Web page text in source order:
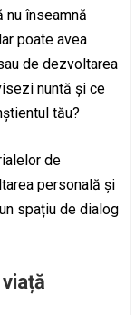
nu înseamnă
poate avea
de dezvoltarea
nuntă și ce
tău?
de
personală și
spațiu de dialog